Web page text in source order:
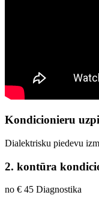
Kondicionieru
Dialektrisku piedevu
2. kontūra
no € 45 Diagnostika